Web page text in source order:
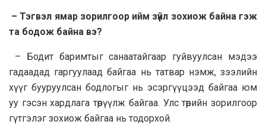
– Тэгвэл ямар зорилгоор ийм зүйл зохиож байна гэж
та бодож байна вэ?
– Бодит баримтыг санаатайгаар гуйвуулсан мэдээ
гадаадад гаргуулаад байгаа нь татвар нэмж, зээлийн
хүүг бууруулсан бодлогыг нь эсэргүүцээд байгаа юм
уу гэсэн хардлага төрүүлж байгаа. Улс төрийн зорилгоор
гүтгэлэг зохиож байгаа нь тодорхой.